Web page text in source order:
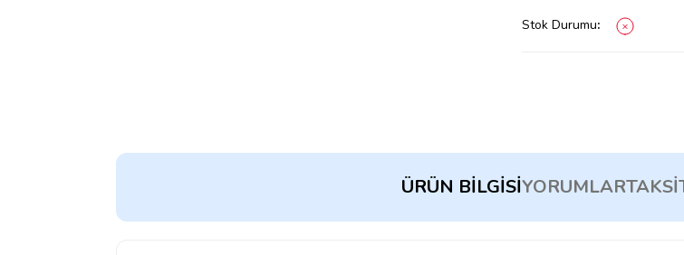
Stok Durumu
ÜRÜN BILGISIYORUMLAR